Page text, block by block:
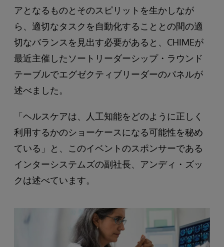
アとなるものとそのスピリットを生かしなが
ら、適切なタスクを自動化することとの間の適
切なバランスを見出す必要があると、CHIMEが
最近主催したソートリーダーシップ・ラウンド
テーブルでエグゼクティブリーダーのパネルが
述べました。
「ヘルスケアは、人工知能をどのように正しく
利用するかのショーケースになる可能性を秘め
ている」と、このイベントのスポンサーである
インターシステムズの副社長、アンディ・ズッ
クは述べています。